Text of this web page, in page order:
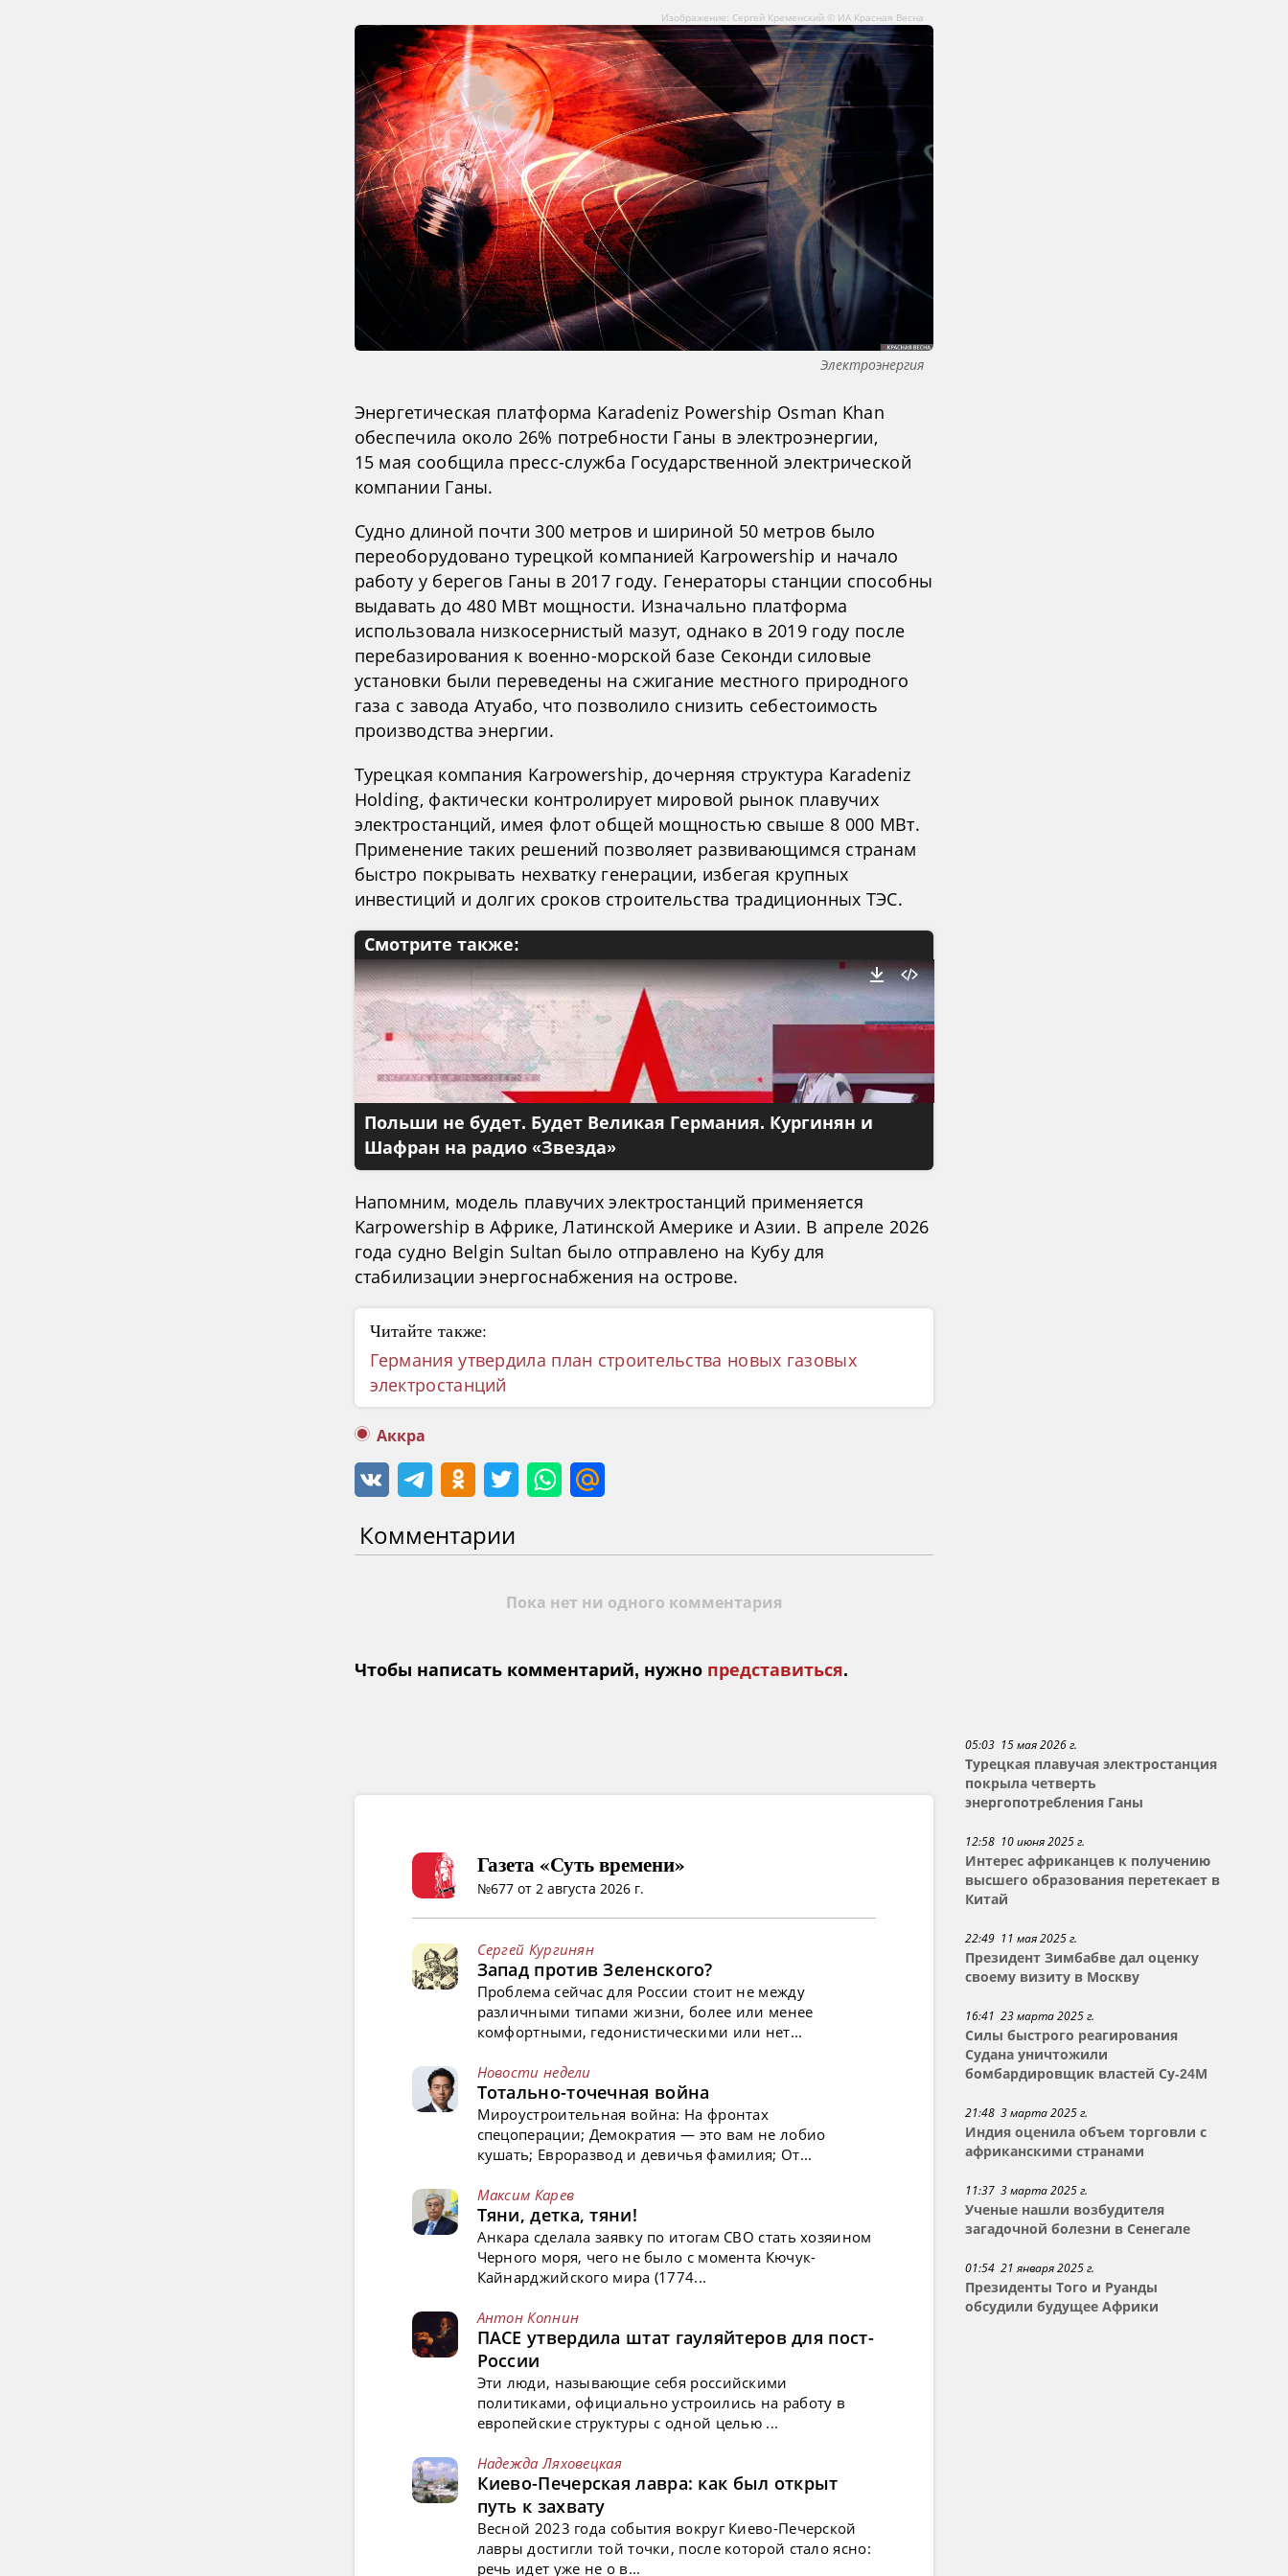
Изображение: Сергей Кременский © ИА Красная Весна
Электроэнергия
Энергетическая платформа Karadeniz Powership Osman Khan
обеспечила около 26% потребности Ганы в электроэнергии,
15 мая сообщила пресс-служба Государственной электрической
компании Ганы.
Судно длиной почти 300 метров и шириной 50 метров было
переоборудовано турецкой компанией Karpowership и начало
работу у берегов Ганы в 2017 году. Генераторы станции способны
выдавать до 480 МВт мощности. Изначально платформа
использовала низкосернистый мазут, однако в 2019 году после
перебазирования к военно-морской базе Секонди силовые
установки были переведены на сжигание местного природного
газа с завода Атуабо, что позволило снизить себестоимость
производства энергии.
Турецкая компания Karpowership, дочерняя структура Karadeniz
Holding, фактически контролирует мировой рынок плавучих
электростанций, имея флот общей мощностью свыше 8 000 МВт.
Применение таких решений позволяет развивающимся странам
быстро покрывать нехватку генерации, избегая крупных
инвестиций и долгих сроков строительства традиционных ТЭС.
Смотрите также:
Польши не будет. Будет Великая Германия. Кургинян и
Шафран на радио «Звезда»
Напомним, модель плавучих электростанций применяется
Karpowership в Африке, Латинской Америке и Азии. В апреле 2026
года судно Belgin Sultan было отправлено на Кубу для
стабилизации энергоснабжения на острове.
Читайте также:
Германия утвердила план строительства новых газовых
электростанций
Аккра
Комментарии
Пока нет ни одного комментария
Чтобы написать комментарий, нужно представиться.
05:03 15 мая 2026 г.
Турецкая плавучая электростанция
покрыла четверть
энергопотребления Ганы
12:58 10 июня 2025 г.
Интерес африканцев к получению
высшего образования перетекает в
Китай
22:49 11 мая 2025 г.
Президент Зимбабве дал оценку
своему визиту в Москву
16:41 23 марта 2025 г.
Силы быстрого реагирования
Судана уничтожили
бомбардировщик властей Су-24М
21:48 3 марта 2025 г.
Индия оценила объем торговли с
африканскими странами
11:37 3 марта 2025 г.
Ученые нашли возбудителя
загадочной болезни в Сенегале
01:54 21 января 2025 г.
Президенты Того и Руанды
обсудили будущее Африки
Газета «Суть времени»
№677 от 2 августа 2026 г.
Сергей Кургинян
Запад против Зеленского?
Проблема сейчас для России стоит не между
различными типами жизни, более или менее
комфортными, гедонистическими или нет...
Новости недели
Тотально-точечная война
Мироустроительная война: На фронтах
спецоперации; Демократия — это вам не лобио
кушать; Евроразвод и девичья фамилия; От...
Максим Карев
Тяни, детка, тяни!
Анкара сделала заявку по итогам СВО стать хозяином
Черного моря, чего не было с момента Кючук-
Кайнарджийского мира (1774...
Антон Копнин
ПАСЕ утвердила штат гауляйтеров для пост-
России
Эти люди, называющие себя российскими
политиками, официально устроились на работу в
европейские структуры с одной целью ...
Надежда Ляховецкая
Киево-Печерская лавра: как был открыт
путь к захвату
Весной 2023 года события вокруг Киево-Печерской
лавры достигли той точки, после которой стало ясно:
речь идет уже не о в...